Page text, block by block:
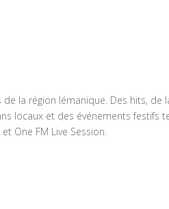
de la région lémanique. Des hits, de
locaux et des événements festifs
One FM Live Session.